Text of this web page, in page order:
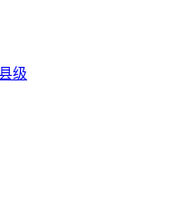
级